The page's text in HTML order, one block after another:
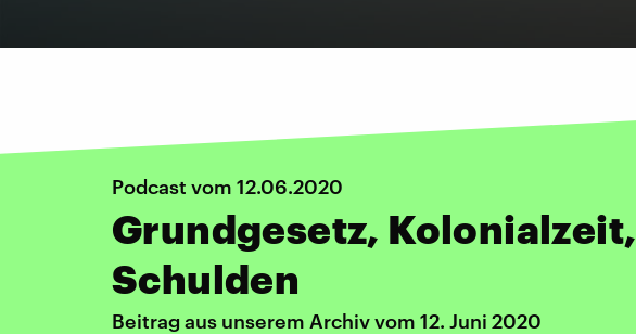
Podcast vom 12.06.2020
Grundgesetz, Kolonialzeit,
Schulden
Beitrag aus unserem Archiv vom 12. Juni 2020